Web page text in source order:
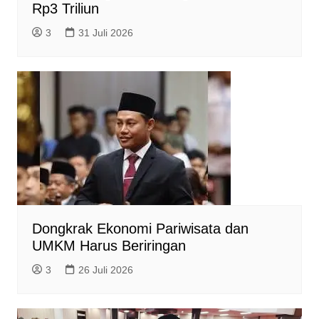
Rp3 Triliun
3 31 Juli 2026
Dongkrak Ekonomi Pariwisata dan
UMKM Harus Beriringan
3 26 Juli 2026